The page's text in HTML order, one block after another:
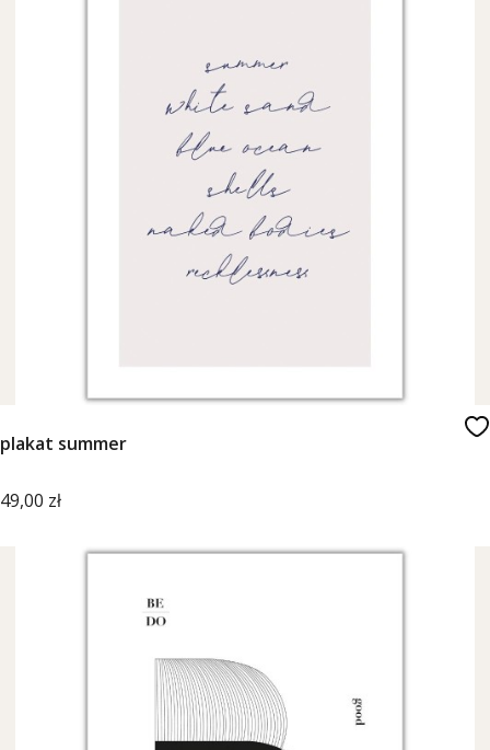
plakat summer
Cena
49,00 zł